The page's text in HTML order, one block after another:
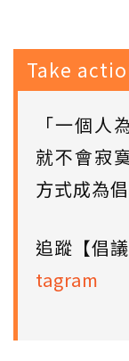
Take
「一個人
就不會寂
方式成為
追蹤【倡
tagram